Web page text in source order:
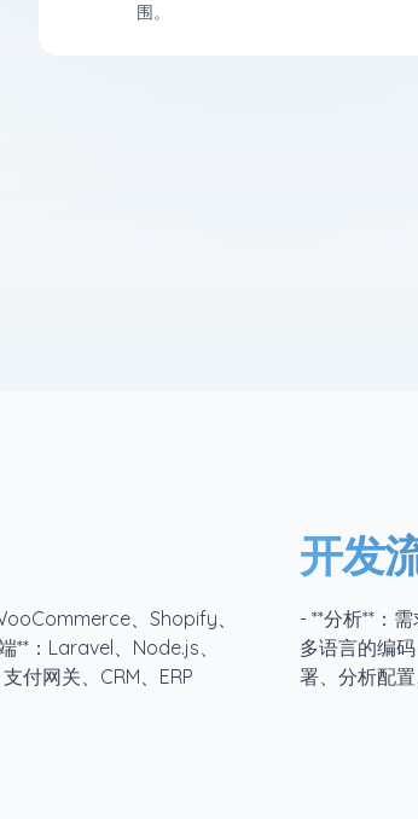
围。
、Shopify、
**：Laravel、Node.js、
付网关、CRM、ERP
开发
- **分析**：
多语言的编
署、分析配置